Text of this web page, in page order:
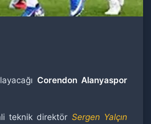
Corendon Alanyaspor
teknik direktör Sergen Yalçın